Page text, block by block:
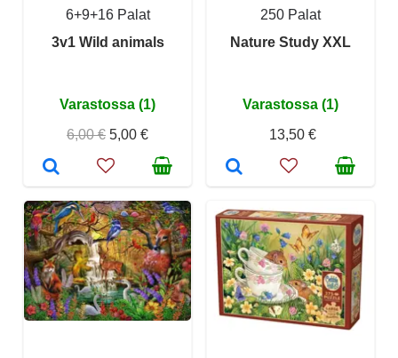
6+9+16 Palat
3v1 Wild animals
Varastossa (1)
6,00 € 5,00 €
250 Palat
Nature Study XXL
Varastossa (1)
13,50 €